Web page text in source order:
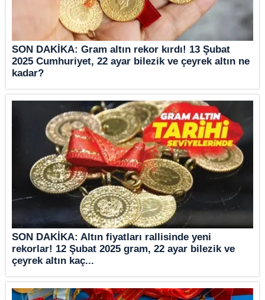
SON DAKİKA: Gram altın rekor kırdı! 13 Şubat
2025 Cumhuriyet, 22 ayar bilezik ve çeyrek altın ne
kadar?
SON DAKİKA: Altın fiyatları rallisinde yeni
rekorlar! 12 Şubat 2025 gram, 22 ayar bilezik ve
çeyrek altın kaç...